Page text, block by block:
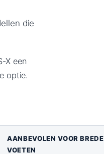
die
X een
optie.
AANBEVOLEN VOOR BREDE
VOETEN